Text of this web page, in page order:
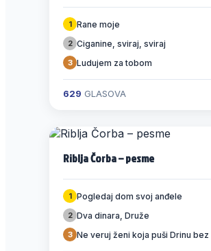
1 Rane moje
2 Ciganine, sviraj, sviraj
3 Ludujem za tobom
629 GLASOVA
Riblja Čorba – pesme
1 Pogledaj dom svoj anđele
2 Dva dinara, Druže
3